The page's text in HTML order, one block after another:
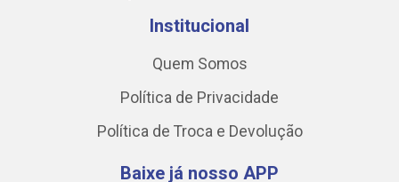
Institucional
Quem Somos
Política de Privacidade
Política de Troca e Devolução
Baixe já nosso APP